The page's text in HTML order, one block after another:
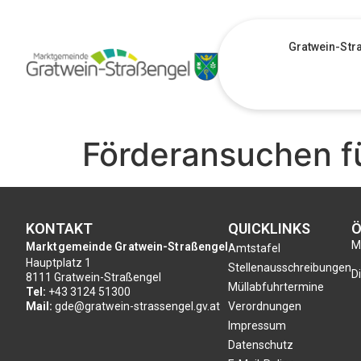
Gratwein-
Förderansuchen
KONTAKT
Marktgemeinde Gratwein-Straßengel
Hauptplatz 1
8111 Gratwein-Straßengel
Tel: +43 3124 51300
Mail: gde@gratwein-strassengel.gv.at
QUICKLINKS
Amtstafel
Stellenausschreibungen
Müllabfuhrtermine
Verordnungen
Impressum
Datenschutz